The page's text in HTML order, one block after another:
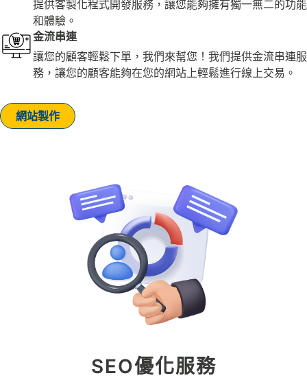
提供客製化程式開發服務，讓您能夠擁有獨一無二的功能
和體驗。
金流串連
讓您的顧客輕鬆下單，我們來幫您！我們提供金流串連服
務，讓您的顧客能夠在您的網站上輕鬆進行線上交易。
網站製作
SEO優化服務